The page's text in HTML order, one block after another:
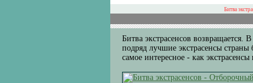
Битва
Битва экстрасенсов
подряд лучшие экстрасенсы
самое интересное - как